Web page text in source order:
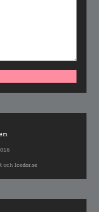
och Icedor.se